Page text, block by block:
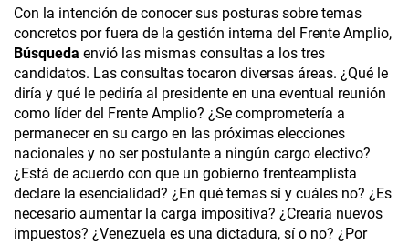
Con la intención de conocer sus posturas sobre temas
concretos por fuera de la gestión interna del Frente Amplio,
Búsqueda envió las mismas consultas a los tres
candidatos. Las consultas tocaron diversas áreas. ¿Qué le
diría y qué le pediría al presidente en una eventual reunión
como líder del Frente Amplio? ¿Se comprometería a
permanecer en su cargo en las próximas elecciones
nacionales y no ser postulante a ningún cargo electivo?
¿Está de acuerdo con que un gobierno frenteamplista
declare la esencialidad? ¿En qué temas sí y cuáles no? ¿Es
necesario aumentar la carga impositiva? ¿Crearía nuevos
impuestos? ¿Venezuela es una dictadura, sí o no? ¿Por